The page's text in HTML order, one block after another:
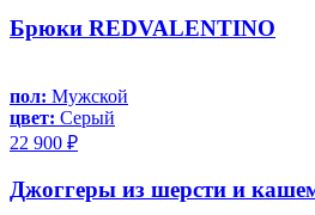
Брюки REDVALENTINO
пол: Мужской
цвет: Серый
22 900 ₽
Джоггеры из шерсти и